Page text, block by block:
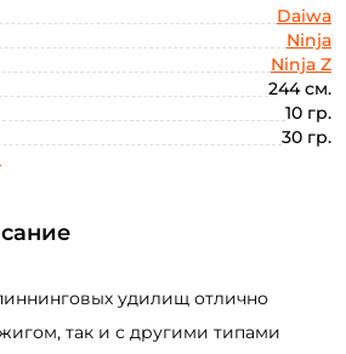
Daiwa
Ninja
Ninja Z
244 см.
10 гр.
30 гр.
удилищ отлично
так и с другими типами